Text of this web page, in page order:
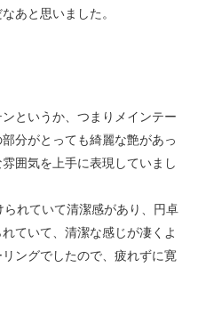
あと思いました。
というか、つまりメインテー
分がとっても綺麗な艶があっ
囲気を上手に表現していまし
れていて清潔感があり、円卓
ていて、清潔な感じが凄くよ
ングでしたので、疲れずに寛